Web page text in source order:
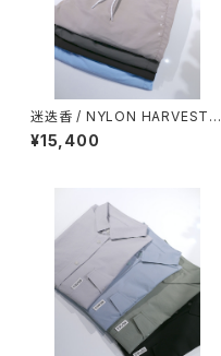
迷迭香 / NYLON HARVEST T
RAINER CLASSIC（2026）
¥15,400